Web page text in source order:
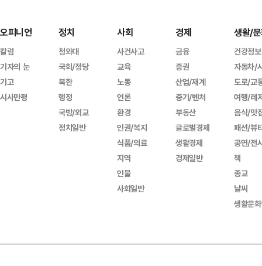
오피니언
칼럼
기자의 눈
기고
시사만평
정치
청와대
국회/정당
북한
행정
국방/외교
정치일반
사회
사건사고
교육
노동
언론
환경
인권/복지
식품/의료
지역
인물
사회일반
경제
금융
증권
산업/재계
중기/벤처
부동산
글로벌경제
생활경제
경제일반
생활/
건강정보
자동차/
도로/교
여행/레
음식/맛
패션/뷰
공연/전
책
종교
날씨
생활문